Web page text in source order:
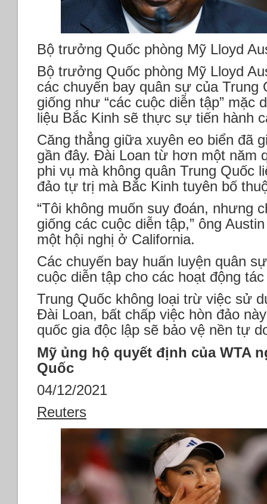
Bộ trưởng Quốc phòng Mỹ Lloyd
Bộ trưởng Quốc phòng Mỹ Lloyd
các chuyến bay quân sự của Trung
giống như “các cuộc diễn tập” mặc
liệu Bắc Kinh sẽ thực sự tiến hành
Căng thẳng giữa xuyên eo biển đã
gần đây. Đài Loan từ hơn một năm
phi vụ mà không quân Trung Quốc
đảo tự trị mà Bắc Kinh tuyên bố
“Tôi không muốn suy đoán, nhưng
giống các cuộc diễn tập,” ông
một hội nghị ở California.
Các chuyến bay huấn luyện quân
cuộc diễn tập cho các hoạt động
Trung Quốc không loại trừ việc sử
Đài Loan, bất chấp việc hòn đảo
quốc gia độc lập sẽ bảo vệ nền tự
Mỹ ủng hộ quyết định của WTA
Quốc
04/12/2021
Reuters